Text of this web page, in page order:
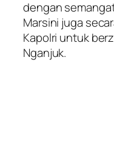
dengan
Marsini juga
Kapolri untuk
Nganjuk.